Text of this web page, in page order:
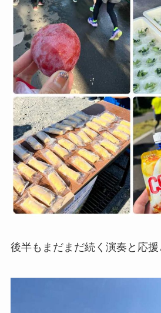
後半もまだまだ続く演奏と応援